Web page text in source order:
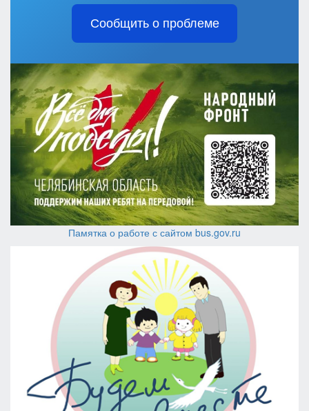
Сообщить о проблеме
Памятка о работе с сайтом bus.gov.ru